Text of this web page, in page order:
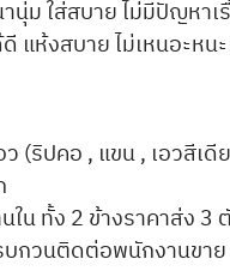
นุ่ม ใส่สบาย ไม่มีปัญหา
แห้งสบาย ไม่เหนอะหนะ
(ริปคอ , แขน , เอวสีเ
ใน ทั้ง 2 ข้างราคาส่ง 3
บกวนติดต่อพนักงานขาย